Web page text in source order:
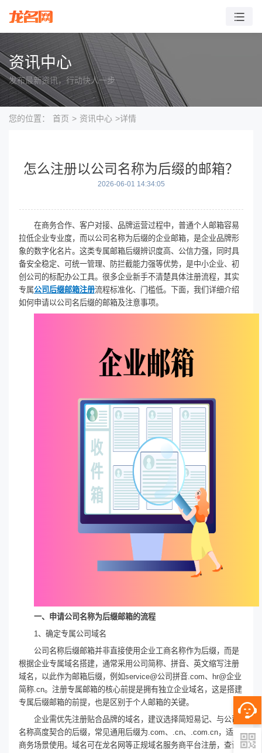
资讯中心
发布最新资讯，行动快人一步
您的位置： 首页 > 资讯中心 >详情
怎么注册以公司名称为后缀的邮箱？
2026-06-01 14:34:05
在商务合作、客户对接、品牌运营过程中，普通个人邮箱容易
拉低企业专业度，而以公司名称为后缀的企业邮箱，是企业品牌形
象的数字化名片。这类专属邮箱后缀辨识度高、公信力强，同时具
备安全稳定、可统一管理、防拦截能力强等优势，是中小企业、初
创公司的标配办公工具。很多企业新手不清楚具体注册流程，其实
专属公司后缀邮箱注册流程标准化、门槛低。下面，我们详细介绍
如何申请以公司名后缀的邮箱及注意事项。
一、申请公司名称为后缀邮箱的流程
1、确定专属公司域名
公司名称后缀邮箱并非直接使用企业工商名称作为后缀，而是
根据企业专属域名搭建，通常采用公司简称、拼音、英文缩写注册
域名，以此作为邮箱后缀，例如service@公司拼音.com、hr@企业
简称.cn。注册专属邮箱的核心前提是拥有独立企业域名，这是搭建
专属后缀邮箱的前提，也是区别于个人邮箱的关键。
企业需优先注册贴合品牌的域名，建议选择简短易记、与公司
名称高度契合的后缀，常见通用后缀为.com、.cn、.com.cn，适配
商务场景使用。域名可在龙名网等正规域名服务商平台注册，查询